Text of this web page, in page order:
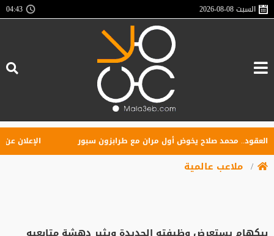
السبت2026-08-08
04:43
محمد صلاح يخوض أول مران مع طرابزون سبور الإعلان عن
ملاعب عالمية